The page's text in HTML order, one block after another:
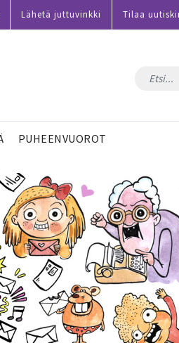
Lähetä juttuvinkki Tilaa
PUHEENVUOROT